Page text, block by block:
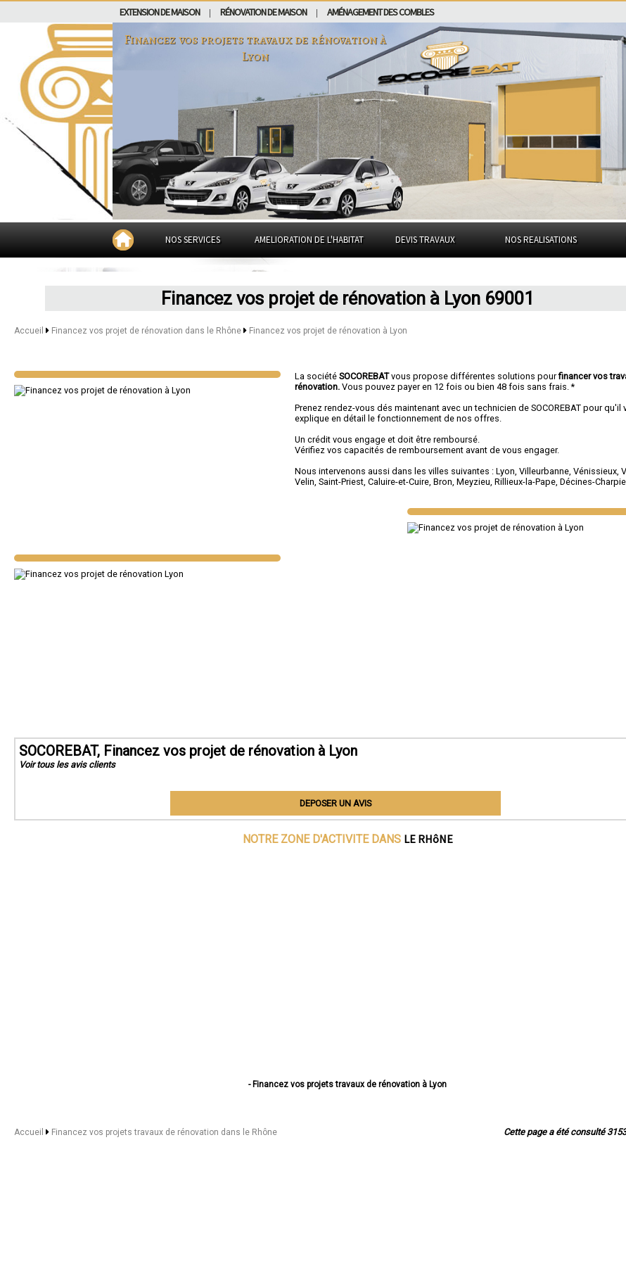
EXTENSION DE MAISON RÉNOVATION DE MAISON AMÉNAGEMENT DES COMBLES
Financez vos projets travaux de rénovation à
Lyon
NOS SERVICES AMELIORATION DE L'HABITAT DEVIS TRAVAUX NOS REALISATIONS
Financez vos projet de rénovation à Lyon 69001
Accueil Financez vos projet de rénovation dans le Rhône Financez vos projet de rénovation à Lyon
La sociétéSOCOREBATvous propose différentes solutions pourfinancer vos
rénovation. Vous pouvez payer en 12 fois ou bien 48 fois sans frais. *
Prenez rendez-vous dés maintenant avec un technicien de SOCOREBAT pour qu'il
explique en détail le fonctionnement de nos offres.
Un crédit vous engage et doit être remboursé.
Vérifiez vos capacités de remboursement avant de vous engager.
Nous intervenons aussi dans les villes suivantes :Lyon,Villeurbanne,Vénissieux,
Velin,Saint-Priest,Caluire-et-Cuire,Bron,Meyzieu,Rillieux-la-Pape,Décines-
SOCOREBAT, Financez vos projet de rénovation à Lyon
Voir tous les avis clients
DEPOSER UN AVIS
NOTRE ZONE D'ACTIVITE DANS LE RHôNE
- Financez vos projets travaux de rénovation à Lyon
- Financez vos projets travaux de rénovation à Caluire-et-Cuire
Cette page a été consulté
Accueil Financez vos projets travaux de rénovation dans le Rhône